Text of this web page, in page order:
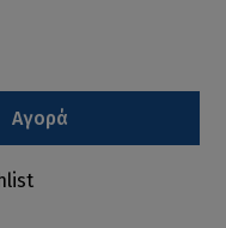
Αγορά